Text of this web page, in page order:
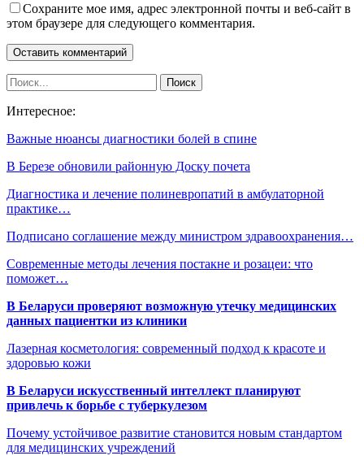
Сохраните мое имя, адрес электронной почты и веб-сайт в
этом браузере для следующего комментария.
Интересное:
Важные нюансы диагностики болей в спине
В Березе обновили районную Доску почета
Диагностика и лечение полиневропатий в амбулаторной
практике…
Подписано соглашение между министром здравоохранения…
Современные методы лечения постакне и розацеи: что
поможет…
В Беларуси проверяют возможную утечку медицинских
данных пациентки из клиники
Лазерная косметология: современный подход к красоте и
здоровью кожи
В Беларуси искусственный интеллект планируют
привлечь к борьбе с туберкулезом
Почему устойчивое развитие становится новым стандартом
для медицинских учреждений